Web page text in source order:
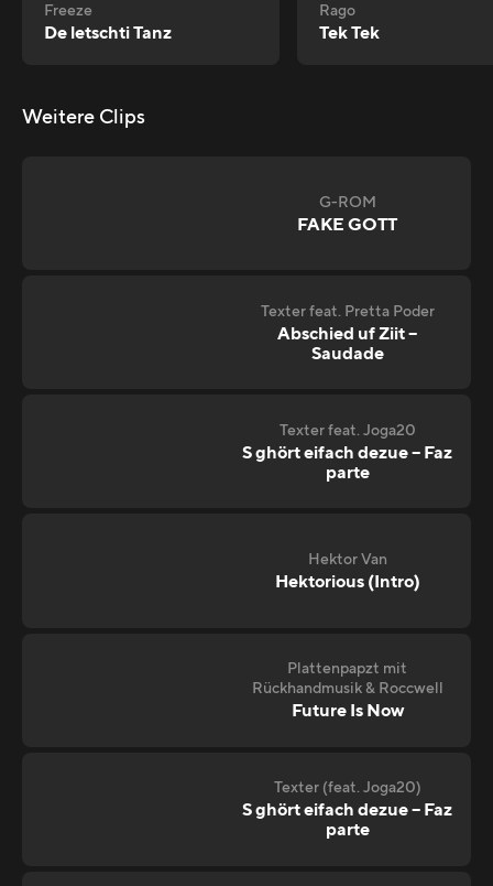
Freeze
De letschti Tanz
Rago
Tek Tek
Weitere Clips
G-ROM
FAKE GOTT
Texter feat. Pretta Poder
Abschied uf Ziit –
Saudade
Texter feat. Joga20
S ghört eifach dezue – Faz
parte
Hektor Van
Hektorious (Intro)
Plattenpapzt mit
Rückhandmusik & Roccwell
Future Is Now
Texter (feat. Joga20)
S ghört eifach dezue – Faz
parte